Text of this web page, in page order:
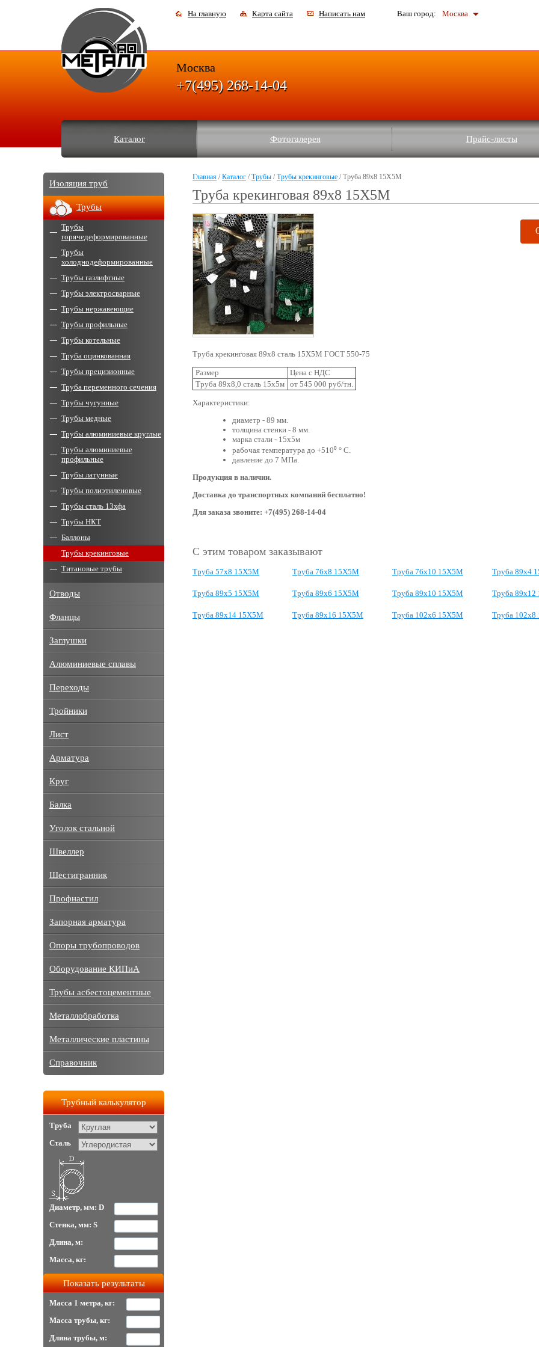
На главную Карта сайта Написать нам Ваш город: Москва
Каталог Фотогалерея Прайс-листы
Москва
+7(495) 268-14-04
Главная /Каталог /Трубы /Трубы крекинговые / Труба 89х8 15Х5М
Труба крекинговая 89х8 15Х5М
Труба крекинговая 89х8 сталь 15Х5М ГОСТ 550-75
Размер
Цена с НДС
Труба 89х8,0 сталь 15х5м от 545 000 руб/тн.
Характеристики:
диаметр - 89 мм.
толщина стенки - 8 мм.
марка стали - 15х5м
рабочая температура до +510⁰ ° C.
давление до 7 МПа.
Продукция в наличии.
Доставка до транспортных компаний бесплатно!
Для заказа звоните: +7(495) 268-14-04
С этим товаром заказывают
Труба 57х8 15Х5М Труба 76х8 15Х5М Труба 76х10 15Х5М Труба 89х4
Труба 89х5 15Х5М Труба 89х6 15Х5М Труба 89х10 15Х5М Труба
Труба 89х14 15Х5М Труба 89х16 15Х5М Труба 102х6 15Х5М Труба
Изоляция труб
Трубы
Трубы
горячедеформированные
Трубы
холоднодеформированные
Трубы газлифтные
Трубы электросварные
Трубы нержавеющие
Трубы профильные
Трубы котельные
Труба оцинкованная
Трубы прецизионные
Труба переменного сечения
Трубы чугунные
Трубы медные
Трубы алюминиевые круглые
Трубы алюминиевые
профильные
Трубы латунные
Трубы полиэтиленовые
Трубы сталь 13хфа
Трубы НКТ
Баллоны
Трубы крекинговые
Титановые трубы
Отводы
Фланцы
Заглушки
Алюминиевые сплавы
Переходы
Тройники
Лист
Арматура
Круг
Балка
Уголок стальной
Швеллер
Шестигранник
Профнастил
Запорная арматура
Опоры трубопроводов
Оборудование КИПиА
Трубы асбестоцементные
Металлобработка
Металлические пластины
Справочник
Трубный калькулятор
Труба
Сталь
Диаметр, мм: D
Стенка, мм: S
Длина, м:
Масса, кг:
Масса 1 метра, кг:
Масса трубы, кг:
Длина трубы, м: